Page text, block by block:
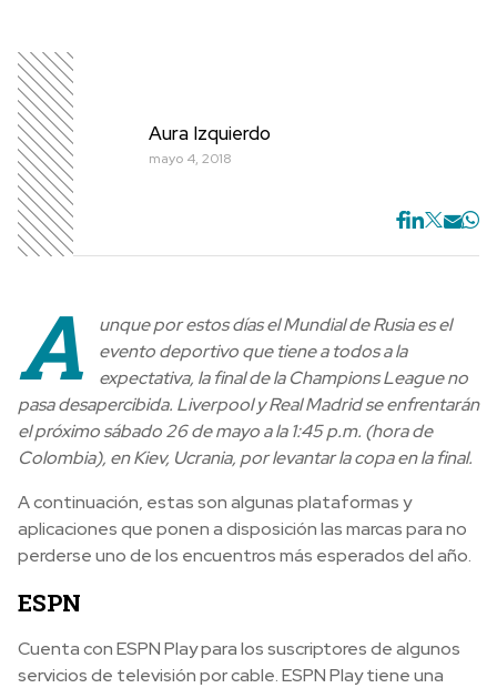
Aura Izquierdo
mayo 4, 2018
A
unque por estos días el Mundial de Rusia es el
evento deportivo que tiene a todos a la
expectativa, la final de la Champions League no
pasa desapercibida. Liverpool y Real Madrid se enfrentarán
el próximo sábado 26 de mayo a la 1:45 p.m. (hora de
Colombia), en Kiev, Ucrania, por levantar la copa en la final.
A continuación, estas son algunas plataformas y
aplicaciones que ponen a disposición las marcas para no
perderse uno de los encuentros más esperados del año.
ESPN
Cuenta con ESPN Play para los suscriptores de algunos
servicios de televisión por cable. ESPN Play tiene una